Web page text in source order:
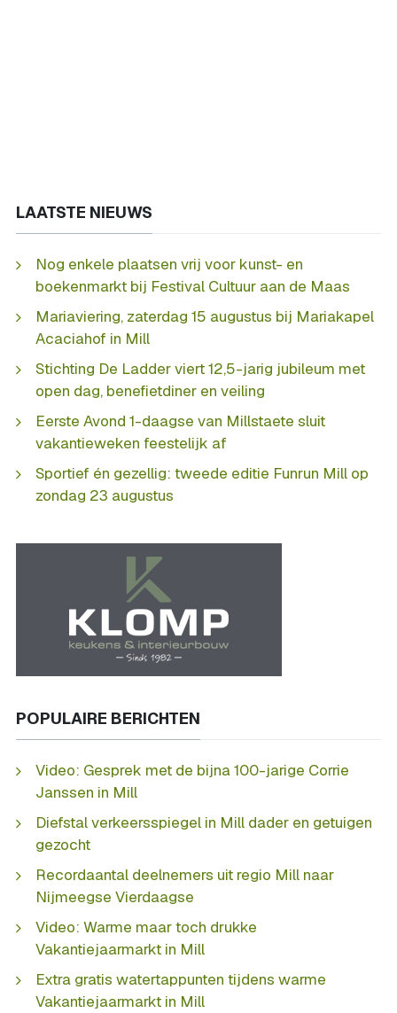
LAATSTE NIEUWS
Nog enkele plaatsen vrij voor kunst- en
boekenmarkt bij Festival Cultuur aan de Maas
Mariaviering, zaterdag 15 augustus bij Mariakapel
Acaciahof in Mill
Stichting De Ladder viert 12,5-jarig jubileum met
open dag, benefietdiner en veiling
Eerste Avond 1-daagse van Millstaete sluit
vakantieweken feestelijk af
Sportief én gezellig: tweede editie Funrun Mill op
zondag 23 augustus
POPULAIRE BERICHTEN
Video: Gesprek met de bijna 100-jarige Corrie
Janssen in Mill
Diefstal verkeersspiegel in Mill dader en getuigen
gezocht
Recordaantal deelnemers uit regio Mill naar
Nijmeegse Vierdaagse
Video: Warme maar toch drukke
Vakantiejaarmarkt in Mill
Extra gratis watertappunten tijdens warme
Vakantiejaarmarkt in Mill